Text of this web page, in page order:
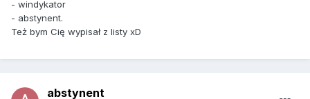
- windykator
- abstynent.
Też bym Cię wypisał z listy xD
abstynent